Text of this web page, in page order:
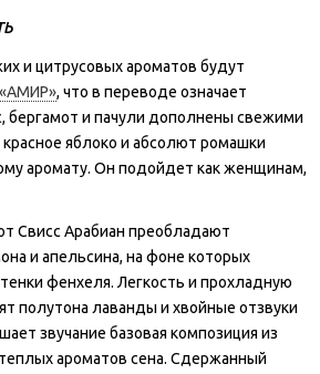
и цитрусовых ароматов будут
«АМИР», что в переводе означает
бергамот и пачули дополнены свежими
яблоко и абсолют ромашки
аромату. Он подойдет как женщинам,
Свисс Арабиан преобладают
и апельсина, на фоне которых
фенхеля. Легкость и прохладную
полутона лаванды и хвойные отзвуки
звучание базовая композиция из
ароматов сена. Сдержанный